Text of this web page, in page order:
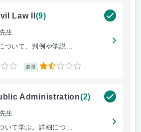
Law II (9)
生
ついて、判例や学説...
楽単 1.5
Administration(2)
生
いて学ぶ。詳細につ...